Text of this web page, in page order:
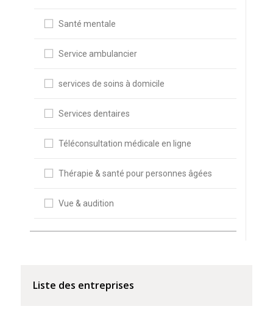
Santé mentale
Service ambulancier
services de soins à domicile
Services dentaires
Téléconsultation médicale en ligne
Thérapie & santé pour personnes âgées
Vue & audition
Liste des entreprises